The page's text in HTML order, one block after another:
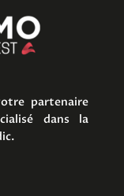
partenaire
dans la